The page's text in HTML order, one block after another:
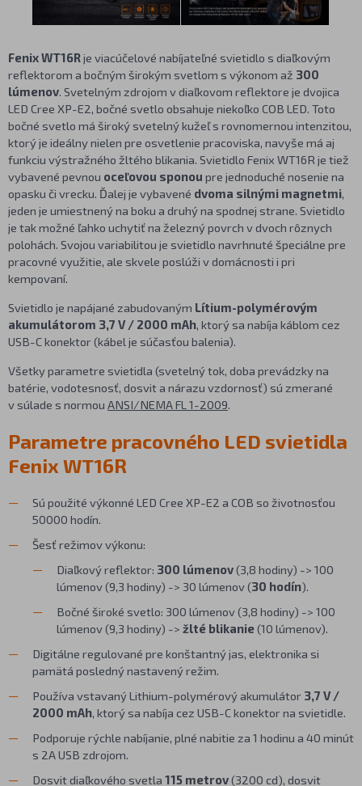
Fenix WT16Rje viacúčelové nabíjateľné svietidlo s diaľkovým
reflektorom a bočným širokým svetlom s výkonom až 300
lúmenov. Svetelným zdrojom v diaľkovom reflektore je dvojica
LED Cree XP-E2, bočné svetlo obsahuje niekoľko COB LED. Toto
bočné svetlo má široký svetelný kužeľ s rovnomernou intenzitou,
ktorý je ideálny nielen pre osvetlenie pracoviska, navyše má aj
funkciu výstražného žltého blikania. Svietidlo Fenix WT16R je tiež
vybavené pevnou oceľovou sponou pre jednoduché nosenie na
opasku či vrecku. Ďalej je vybavené dvoma silnými magnetmi,
jeden je umiestnený na boku a druhý na spodnej strane. Svietidlo
je tak možné ľahko uchytiť na železný povrch v dvoch rôznych
polohách. Svojou variabilitou je svietidlo navrhnuté špeciálne pre
pracovné využitie, ale skvele poslúži v domácnosti i pri
kempovaní.
Svietidlo je napájané zabudovaným Lítium-polymérovým
akumulátorom 3,7 V / 2000 mAh, ktorý sa nabíja káblom cez
USB-C konektor (kábel je súčasťou balenia).
Všetky parametre svietidla (svetelný tok, doba prevádzky na
batérie, vodotesnosť, dosvit a nárazu vzdornosť) sú zmerané
v súlade s normou ANSI/NEMA FL 1-2009.
Parametre pracovného LED svietidla
Fenix WT16R
Sú použité výkonné LED Cree XP-E2 a COB so životnosťou
50000 hodín.
Šesť režimov výkonu:
Diaľkový reflektor: 300 lúmenov(3,8 hodiny) -> 100
lúmenov (9,3 hodiny) -> 30 lúmenov (30 hodín).
Bočné široké svetlo: 300 lúmenov (3,8 hodiny) -> 100
lúmenov (9,3 hodiny) -> žlté blikanie(10 lúmenov).
Digitálne regulované pre konštantný jas, elektronika si
pamätá posledný nastavený režim.
Používa vstavaný Lithium-polymérový akumulátor 3,7 V /
2000 mAh, ktorý sa nabíja cez USB-C konektor na svietidle.
Podporuje rýchle nabíjanie, plné nabitie za 1 hodinu a 40 minút
s 2A USB zdrojom.
Dosvit diaľkového svetla 115 metrov(3200 cd), dosvit